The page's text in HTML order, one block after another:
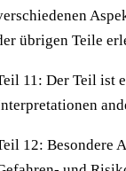
übrigen Teile
11: Der Teil ist
12: Besondere